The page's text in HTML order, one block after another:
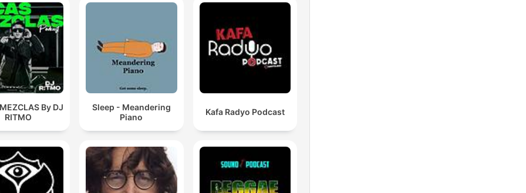
By DJ
RITMO
Sleep - Meandering
Piano
Kafa Radyo Podcast